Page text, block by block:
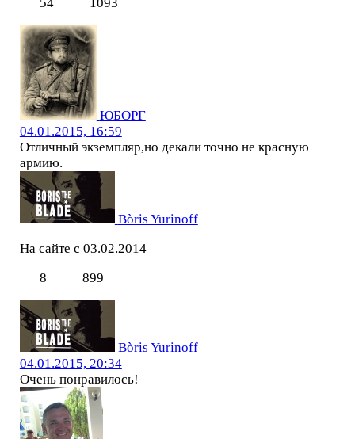
54 1093
ЮБОРГ
04.01.2015, 16:59
Отличный экземпляр,но декали точно не красную
армию.
Bòris Yurinoff
На сайте с 03.02.2014
8
899
Bòris Yurinoff
04.01.2015, 20:34
Очень понравилось!